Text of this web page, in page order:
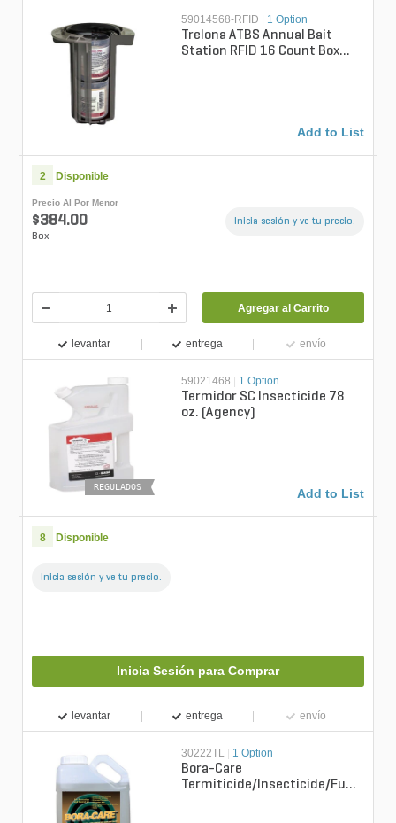
59014568-RFID 1 Option
Trelona ATBS Annual Bait
Station RFID 16 Count Box
Add to List
2 Disponible
Precio Al Por Menor
$384.00
Box
Inicia sesión y ve tu precio.
Agregar al Carrito
levantar entrega envío
REGULADOS
59021468 | 1 Option
Termidor SC Insecticide 78
oz. (Agency)
Add to List
8 Disponible
Inicia sesión y ve tu precio.
Inicia Sesión para Comprar
levantar entrega envío
30222TL | 1 Option
Bora-Care
Termiticide/Insecticide/Fung